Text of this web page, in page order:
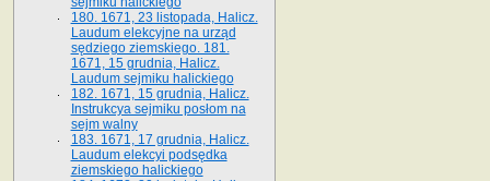
180. 1671, 23 listopada, Halicz.
Laudum elekcyjne na urząd
sędziego ziemskiego. 181.
1671, 15 grudnia, Halicz.
Laudum sejmiku halickiego
182. 1671, 15 grudnia, Halicz.
Instrukcya sejmiku posłom na
sejm walny
183. 1671, 17 grudnia, Halicz.
Laudum elekcyi podsędka
ziemskiego halickiego